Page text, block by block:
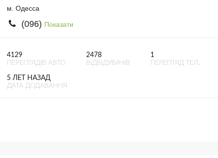
м. Одесса
(096) Показати
4129
ПЕРЕГЛЯДІВ АВТО
2478
ВІДВІДУВАЧІВ
1
ПЕРЕГЛЯД ТЕЛ.
5 ЛЕТ НАЗАД
ДАТА ДОДАВАННЯ